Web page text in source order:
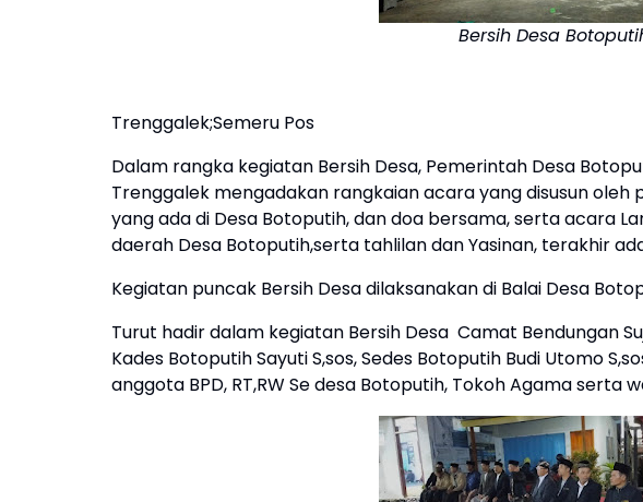
Bersih Desa
Trenggalek;Semeru Pos
Dalam rangka kegiatan Bersih Desa, Pemerintah Desa
Trenggalek mengadakan rangkaian acara yang disusun
yang ada di Desa Botoputih, dan doa bersama, serta acara
daerah Desa Botoputih,serta tahlilan dan Yasinan, terakhir
Kegiatan puncak Bersih Desa dilaksanakan di Balai Desa
Turut hadir dalam kegiatan Bersih Desa Camat Bendungan
Kades Botoputih Sayuti S,sos, Sedes Botoputih Budi Utomo
anggota BPD, RT,RW Se desa Botoputih, Tokoh Agama serta